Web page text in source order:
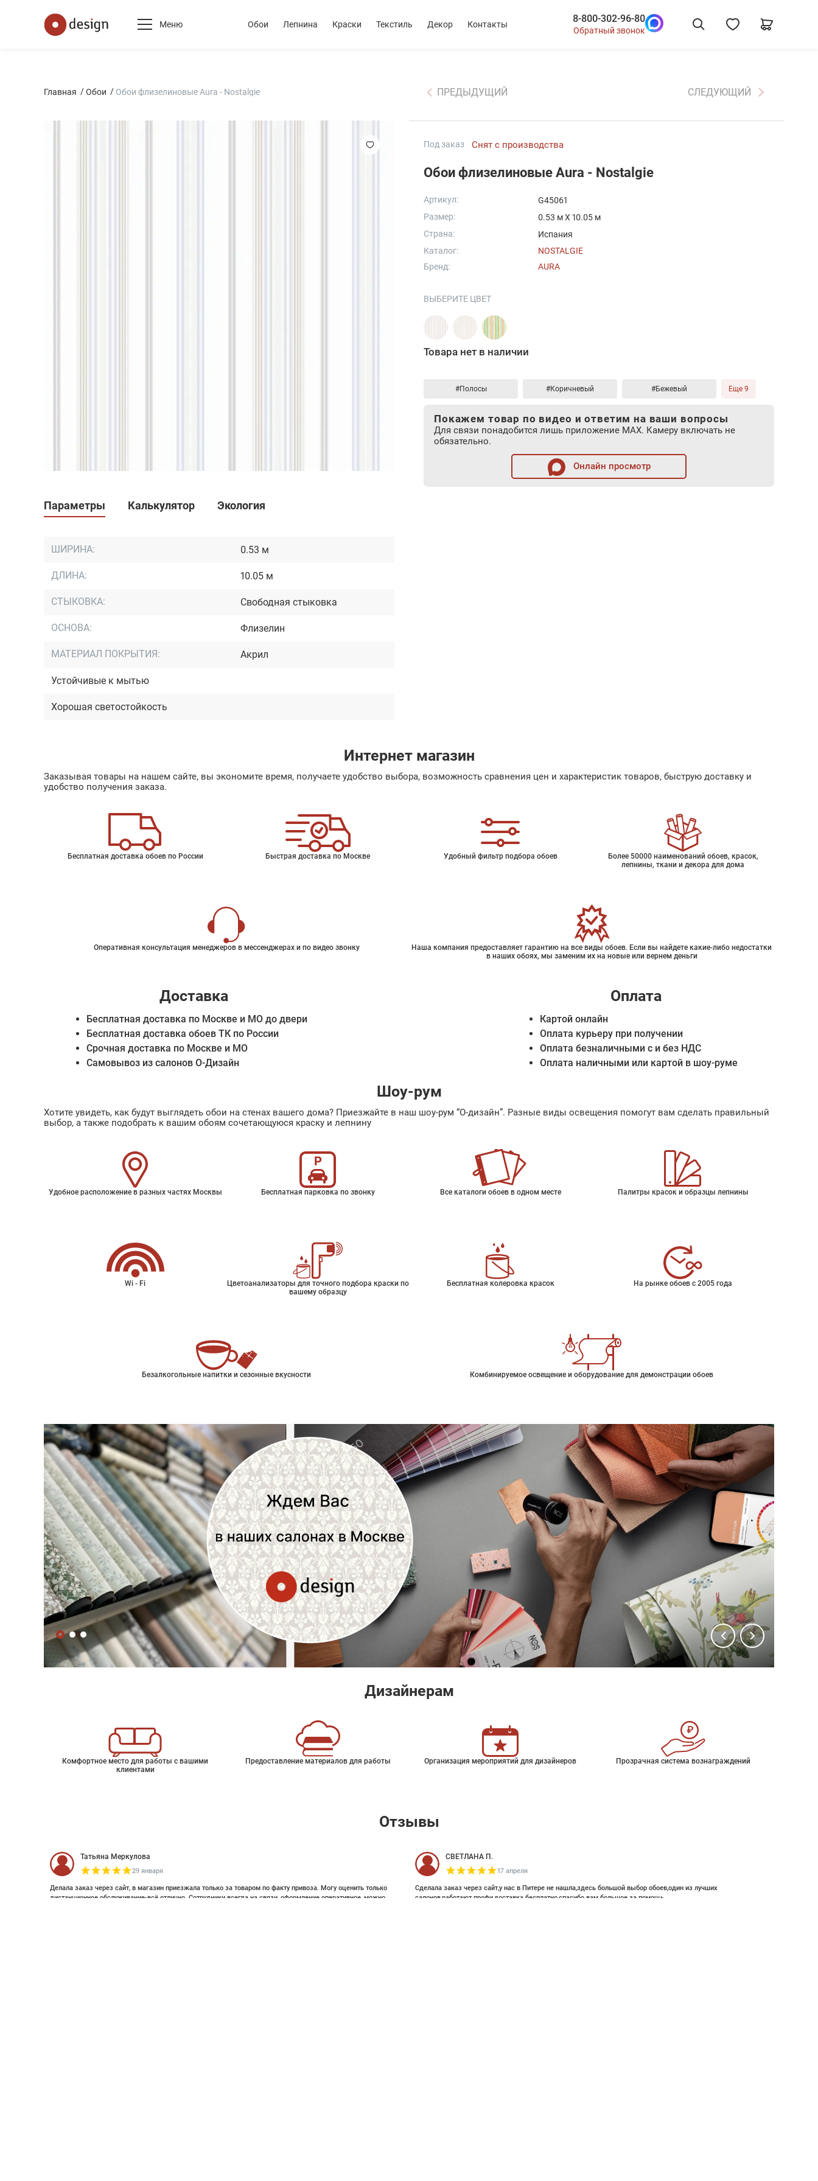
Меню Обои Лепнина Краски Текстиль Декор Контакты 8-800-302-96-80
Обратный звонок
Главная Обои Обои флизелиновые Aura - Nostalgie ПРЕДЫДУЩИЙ СЛЕДУЮЩИЙ
Параметры Калькулятор Экология
ШИРИНА: 0.53 м
ДЛИНА: 10.05 м
СТЫКОВКА: Свободная стыковка
ОСНОВА: Флизелин
МАТЕРИАЛ ПОКРЫТИЯ: Акрил
Устойчивые к мытью
Хорошая светостойкость
Под заказ Снят с производства
Обои флизелиновые Aura - Nostalgie
Артикул:
G45061
Размер:
0.53 м X 10.05 м
Страна:
Испания
Каталог:
NOSTALGIE
Бренд:
AURA
ВЫБЕРИТЕ ЦВЕТ
Товара нет в наличии
#Полосы #Коричневый #Бежевый Еще 9
Покажем товар по видео и ответим на ваши вопросы
Для связи понадобится лишь приложение MAX. Камеру включать не
обязательно.
Онлайн просмотр
Интернет магазин
Заказывая товары на нашем сайте, вы экономите время, получаете удобство выбора, возможность сравнения цен и характеристик товаров, быструю доставку и
удобство получения заказа.
Бесплатная доставка обоев по России Быстрая доставка по Москве Удобный фильтр подбора обоев
Более 50000 наименований обоев, красок,
лепнины, ткани и декора для дома
Оперативная консультация менеджеров в мессенджерах и по видео звонку
Наша компания предоставляет гарантию на все виды обоев. Если вы найдете какие-либо недостатки
в наших обоях, мы заменим их на новые или вернем деньги
Доставка
Бесплатная доставка по Москве и МО до двери
Бесплатная доставка обоев ТК по России
Срочная доставка по Москве и МО
Самовывоз из салонов О-Дизайн
Оплата
Картой онлайн
Оплата курьеру при получении
Оплата безналичными с и без НДС
Оплата наличными или картой в шоу-руме
Шоу-рум
Хотите увидеть, как будут выглядеть обои на стенах вашего дома? Приезжайте в наш шоу-рум “О-дизайн”. Разные виды освещения помогут вам сделать правильный
выбор, а также подобрать к вашим обоям сочетающуюся краску и лепнину
Удобное расположение в разных частях Москвы Бесплатная парковка по звонку Все каталоги обоев в одном месте Палитры красок и образцы лепнины
Wi - Fi
Цветоанализаторы для точного подбора краски по
вашему образцу
Бесплатная колеровка красок На рынке обоев с 2005 года
Безалкогольные напитки и сезонные вкусности Комбинируемое освещение и оборудование для демонстрации обоев
Дизайнерам
Комфортное место для работы с вашими
клиентами
Предоставление материалов для работы Организация мероприятий для дизайнеров Прозрачная система вознаграждений
Отзывы
Татьяна Меркулова
29 января
Делала заказ через сайт, в магазин приезжала только за товаром по факту привоза. Могу оценить только
дистанционное обслуживание-всё отлично. Сотрудники всегда на связи, оформление оперативное, можно
СВЕТЛАНА П.
17 апреля
Сделала заказ через сайт,у нас в Питере не нашла,здесь большой выбор обоев,один из лучших
салонов,работают профи,доставка бесплатно,спасибо вам большое за помощь.